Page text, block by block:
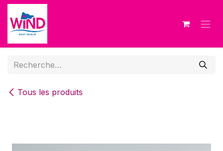
Se rendre au contenu
Tous les produits